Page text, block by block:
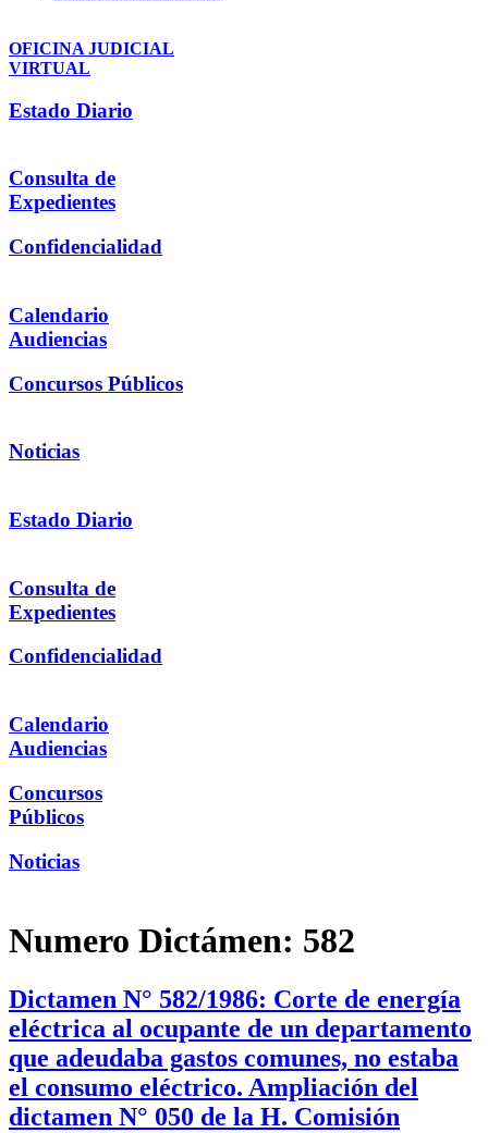
OFICINA JUDICIAL
VIRTUAL
Estado Diario
Consulta de
Expedientes
Confidencialidad
Calendario
Audiencias
Concursos Públicos
Noticias
Estado Diario
Consulta de
Expedientes
Confidencialidad
Calendario
Audiencias
Concursos
Públicos
Noticias
Numero Dictámen: 582
Dictamen N° 582/1986: Corte de energía
eléctrica al ocupante de un departamento
que adeudaba gastos comunes, no estaba
el consumo eléctrico. Ampliación del
dictamen N° 050 de la H. Comisión